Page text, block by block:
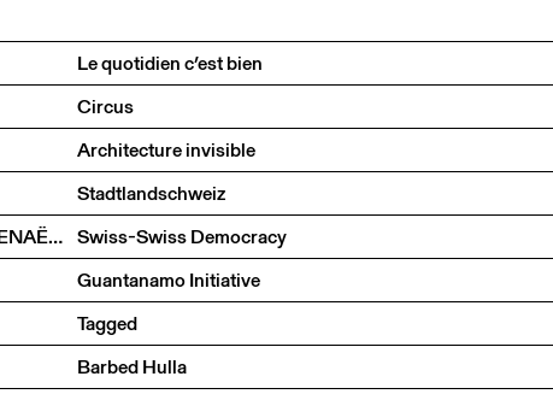
Le quotidien c’est bien
Circus
Architecture invisible
Stadtlandschweiz
THOMAS HIRSCHHORN, MARCUS STEINWEG, GWENAËL MORIN Swiss-Swiss Democracy
Guantanamo Initiative
Tagged
Barbed Hulla